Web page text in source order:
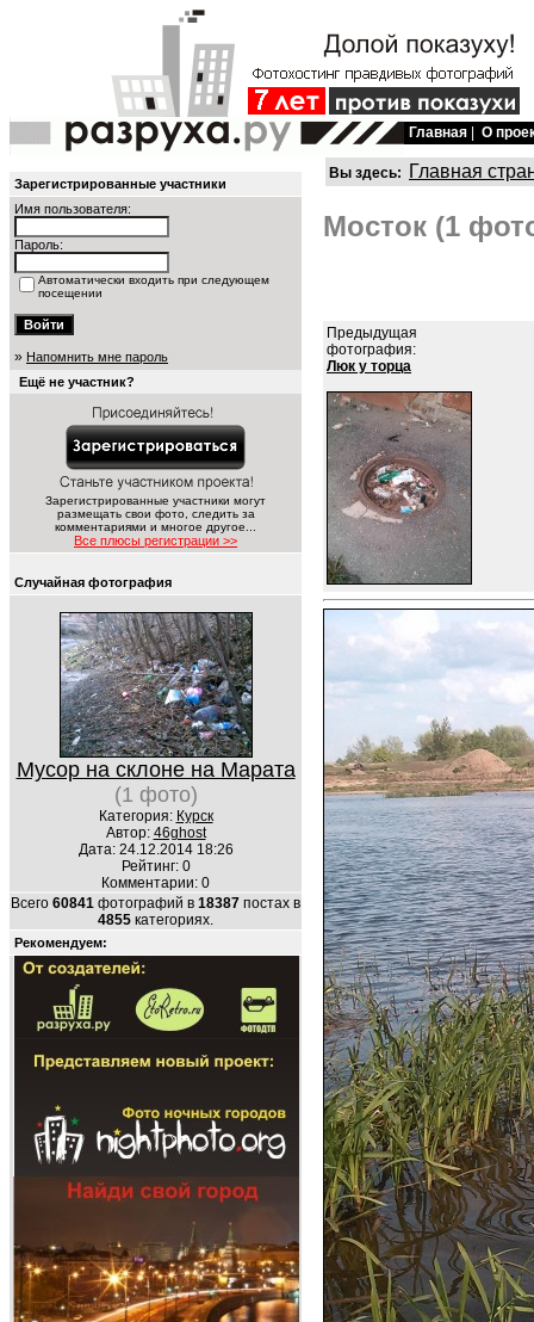
Главная О
Зарегистрированные участники
Имя пользователя:
Пароль:
Автоматически входить при следующем
посещении
» Напомнить мне пароль
Ещё не участник?
Зарегистрированные участники могут
размещать свои фото, следить за
комментариями и многое другое...
Все плюсы регистрации >>
Случайная фотография
Мусор на склоне на Марата
(1 фото)
Категория: Курск
Автор: 46ghost
Дата: 24.12.2014 18:26
Рейтинг: 0
Комментарии: 0
Всего 60841 фотографий в 18387 постах в
4855 категориях.
Рекомендуем:
Вы здесь: Главная
Мосток (1
Предыдущая
фотография:
Люк у торца